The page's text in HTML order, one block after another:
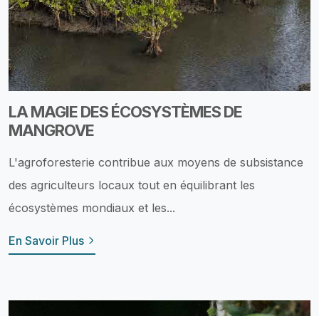
LA MAGIE DES ÉCOSYSTÈMES DE
MANGROVE
L'agroforesterie contribue aux moyens de subsistance
des agriculteurs locaux tout en équilibrant les
écosystèmes mondiaux et les...
En Savoir Plus